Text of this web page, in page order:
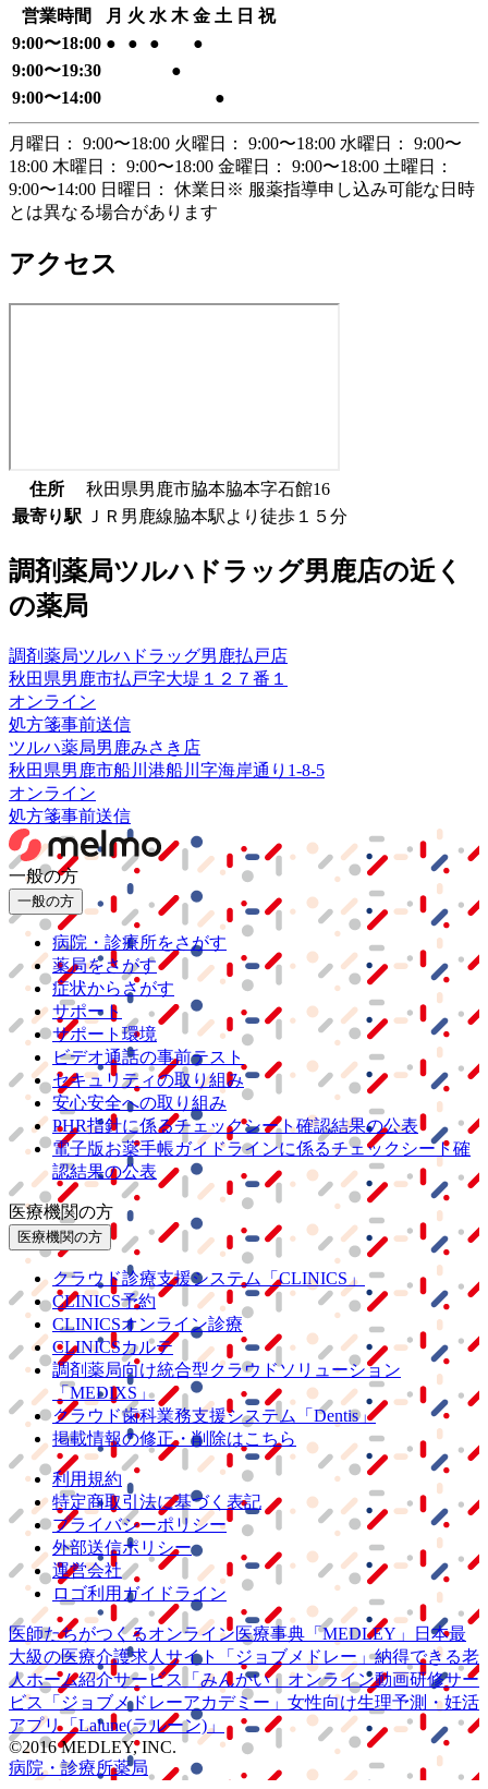
営業時間 月 火 水 木 金 土 日 祝
9:00〜18:00 ● ● ●
●
9:00〜19:30
●
9:00〜14:00 ●
月曜日： 9:00〜18:00 火曜日： 9:00〜18:00 水曜日： 9:00〜
18:00 木曜日： 9:00〜18:00 金曜日： 9:00〜18:00 土曜日：
9:00〜14:00 日曜日： 休業日 ※ 服薬指導申し込み可能な日時
とは異なる場合があります
アクセス
住所
秋田県男鹿市脇本脇本字石館16
最寄り駅
ＪＲ男鹿線脇本駅より徒歩１５分
調剤薬局ツルハドラッグ男鹿店の近く
の薬局
調剤薬局ツルハドラッグ男鹿払戸店
秋田県男鹿市払戸字大堤１２７番１
オンライン
処方箋事前送信
ツルハ薬局男鹿みさき店
秋田県男鹿市船川港船川字海岸通り1-8-5
オンライン
処方箋事前送信
一般の方
一般の方
病院・診療所をさがす
薬局をさがす
症状からさがす
サポート
サポート環境
ビデオ通話の事前テスト
セキュリティの取り組み
安心安全への取り組み
PHR指針に係るチェックシート確認結果の公表
電子版お薬手帳ガイドラインに係るチェックシート確
認結果の公表
医療機関の方
医療機関の方
クラウド診療支援システム
「CLINICS」
CLINICS予約
CLINICSオンライン診療
CLINICSカルテ
調剤薬局向け統合型クラウドソリューション
「MEDIXS」
クラウド歯科業務支援システム
「Dentis」
掲載情報の修正・削除はこちら
利用規約
特定商取引法に基づく表記
プライバシーポリシー
外部送信ポリシー
運営会社
ロゴ利用ガイドライン
医師たちがつくるオンライン医療事典 「MEDLEY」
日本最
大級の医療介護求人サイト 「ジョブメドレー」納得できる老
人ホーム紹介サービス
「みんかい」 オンライン動画研修サー
ビス
「ジョブメドレーアカデミー」 女性向け生理予測・妊活
アプリ「Lalune(ラルーン)」
©2016 MEDLEY, INC.
病院・診療所薬局